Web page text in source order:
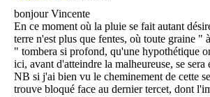
bonjour Vincente
En ce moment où la pluie se fait autant
terre n'est plus que fentes, où toute graine "
" tombera si profond, qu'une hypothétique
ici, avant d'atteindre la malheureuse, se sera
NB si j'ai bien vu le cheminement de cette
trouve bloqué face au dernier tercet, dont